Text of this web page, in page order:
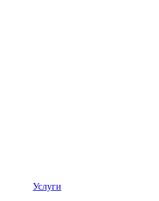
Услуги